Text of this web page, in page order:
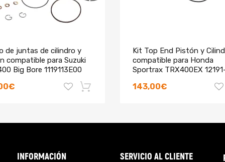
de juntas de cilindro y
compatible para Suzuki
Big Bore 1119113E00
Kit Top End Pistón y
compatible para Honda
Sportrax TRX400EX
143,00€
-18%
INFORMACIÓN SERVICIO AL CLIENTE